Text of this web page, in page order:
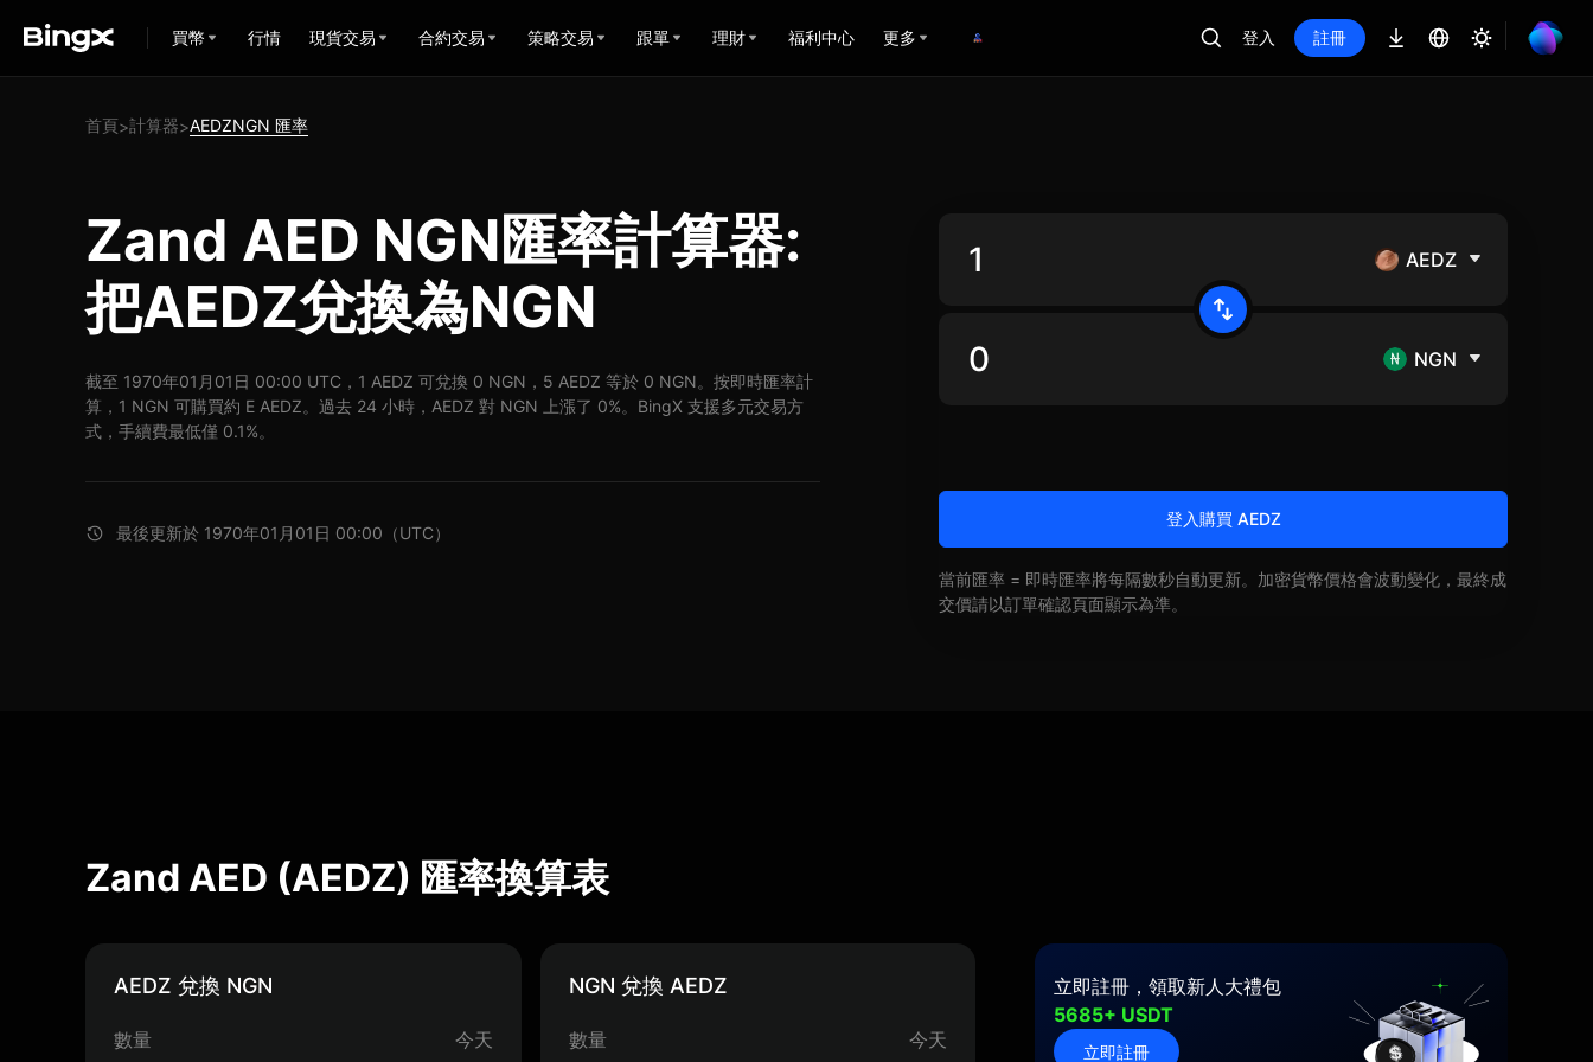
買幣 行情 現貨交易 合約交易 策略交易 跟單 理財 福利中心 更多 登入 註冊
首頁>計算器>AEDZNGN 匯率
Zand AED NGN匯率計算器:
把AEDZ兌換為NGN
截至 1970年01月01日 00:00 UTC，1 AEDZ 可兌換 0 NGN，5 AEDZ 等於 0 NGN。按即時匯率計
算，1 NGN 可購買約 E AEDZ。過去 24 小時，AEDZ 對 NGN 上漲了 0%。BingX 支援多元交易方
式，手續費最低僅 0.1%。
最後更新於 1970年01月01日 00:00（UTC）
AEDZ
NGN
登入購買 AEDZ
當前匯率 = 即時匯率將每隔數秒自動更新。加密貨幣價格會波動變化，最終成
交價請以訂單確認頁面顯示為準。
Zand AED (AEDZ) 匯率換算表
AEDZ 兌換 NGN
數量 今天
NGN 兌換 AEDZ
數量 今天
立即註冊，領取新人大禮包
5685+ USDT
立即註冊